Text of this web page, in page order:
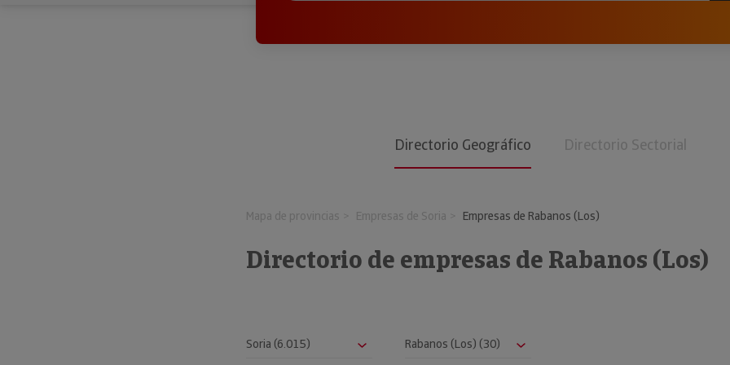
Directorio Geográfico Directorio Sectorial
Mapa de provincias Empresas de Soria Empresas de Rabanos (Los)
Directorio de empresas de Rabanos (Los)